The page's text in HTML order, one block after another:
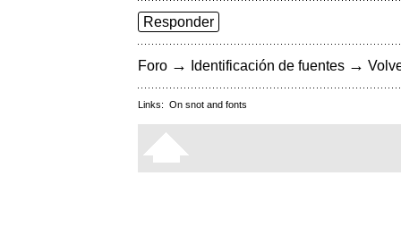
Responder
Foro → Identificación de fuentes →
Links: On snot and fonts